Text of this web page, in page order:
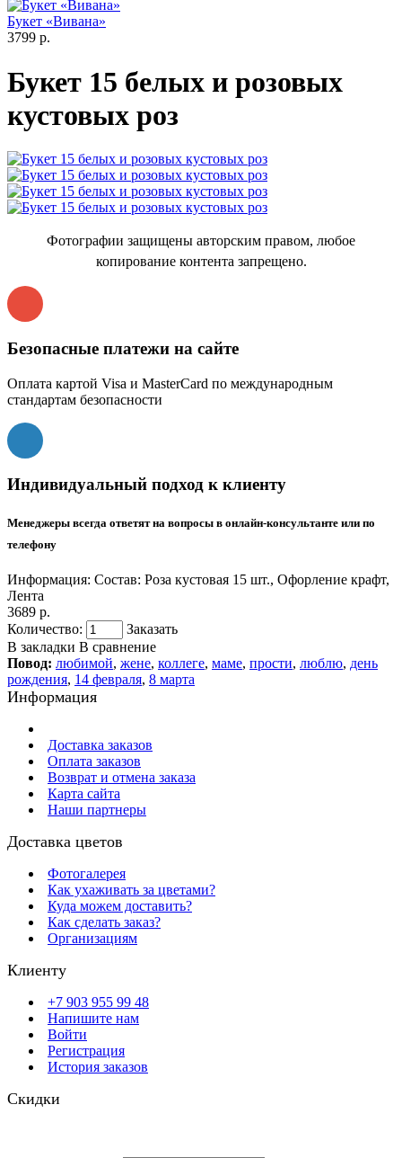
Букет «Вивана»
3799 р.
Букет 15 белых и розовых
кустовых роз
Фотографии защищены авторским правом, любое
копирование контента запрещено.
Безопасные платежи на сайте
Оплата картой Visa и MasterCard по международным
стандартам безопасности
Индивидуальный подход к клиенту
Менеджеры всегда ответят на вопросы в онлайн-консультанте или по
телефону
Информация: Состав: Роза кустовая 15 шт., Офорление крафт,
Лента
3689 р.
Количество:
Заказать
В закладки В сравнение
Повод: любимой, жене, коллеге, маме, прости, люблю, день
рождения, 14 февраля, 8 марта
Информация
Доставка заказов
Оплата заказов
Возврат и отмена заказа
Карта сайта
Наши партнеры
Доставка цветов
Фотогалерея
Как ухаживать за цветами?
Куда можем доставить?
Как сделать заказ?
Организациям
Клиенту
+7 903 955 99 48
Напишите нам
Войти
Регистрация
История заказов
Скидки